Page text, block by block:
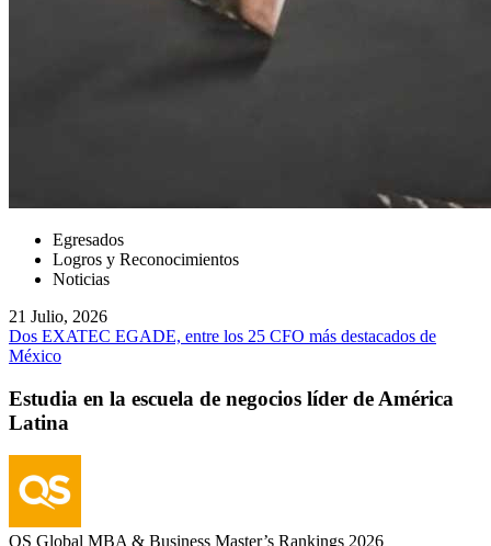
Egresados
Logros y Reconocimientos
Noticias
21 Julio, 2026
Dos EXATEC EGADE, entre los 25 CFO más destacados de
México
Estudia en la escuela de negocios líder de América
Latina
QS Global MBA & Business Master’s Rankings 2026